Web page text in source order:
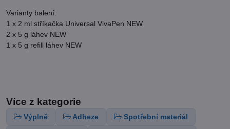
Varianty balení:
1 x 2 ml stříkačka Universal VivaPen NEW
2 x 5 g láhev NEW
1 x 5 g refill láhev NEW
Více z kategorie
Výplně Adheze Spotřební materiál